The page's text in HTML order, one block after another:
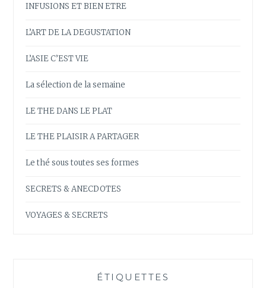
INFUSIONS ET BIEN ETRE
L’ART DE LA DEGUSTATION
L’ASIE C’EST VIE
La sélection de la semaine
LE THE DANS LE PLAT
LE THE PLAISIR A PARTAGER
Le thé sous toutes ses formes
SECRETS & ANECDOTES
VOYAGES & SECRETS
ÉTIQUETTES